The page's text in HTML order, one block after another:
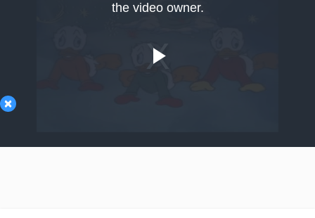
×
Video
the video owner.